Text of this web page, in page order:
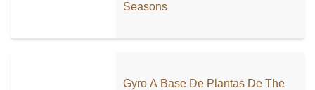
Seasons
Gyro A Base De Plantas De The